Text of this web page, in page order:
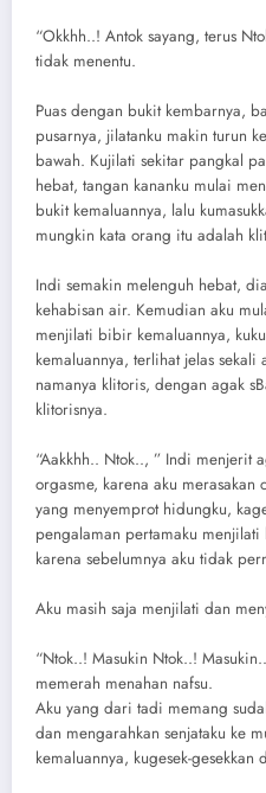
“Okkhh..! Antok sayang, terus
tidak menentu.
Puas dengan bukit kembarnya,
pusarnya, jilatanku makin turun ke
bawah. Kujilati sekitar pangkal
hebat, tangan kananku mulai
bukit kemaluannya, lalu
mungkin kata orang itu adalah
Indi semakin melenguh hebat,
kehabisan air. Kemudian aku
menjilati bibir kemaluannya,
kemaluannya, terlihat jelas sekali
namanya klitoris, dengan agak
klitorisnya.
“Aakkhh.. Ntok.., ” Indi menjerit
orgasme, karena aku merasakan
yang menyemprot hidungku,
pengalaman pertamaku menjilati
karena sebelumnya aku tidak
Aku masih saja menjilati dan
“Ntok..! Masukin Ntok..!
memerah menahan nafsu.
Aku yang dari tadi memang
dan mengarahkan senjataku ke
kemaluannya, kugesek-